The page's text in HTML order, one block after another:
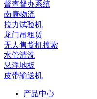
督查督办系统
南康物流
拉力试验机
龙门吊租赁
无人售货机搜索
水管清洗
悬浮地板
皮带输送机
产品中心